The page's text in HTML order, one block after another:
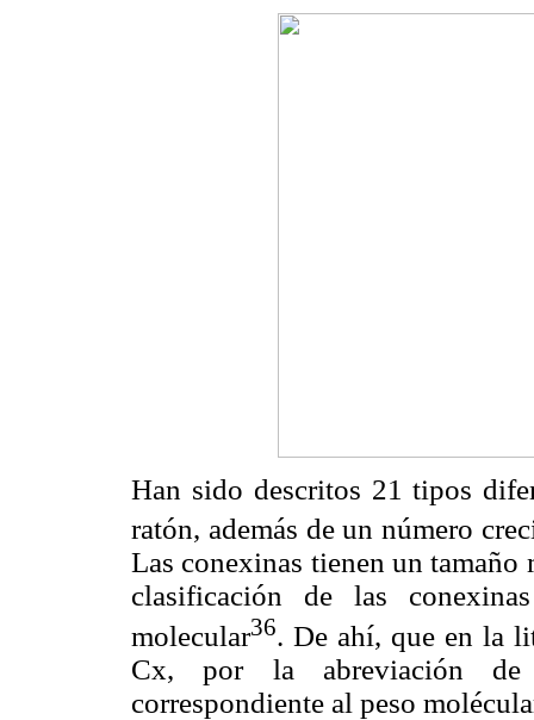
Han sido descritos 21 tipos
ratón, además de un número
Las conexinas tienen un
clasificación de las
molecular36. De ahí, que en la
Cx, por la abreviación de
correspondiente al peso